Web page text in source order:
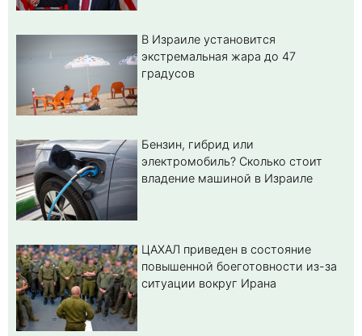
В Израиле установится
экстремальная жара до 47
градусов
Бензин, гибрид или
электромобиль? Cколько стоит
владение машиной в Израиле
ЦАХАЛ приведен в состояние
повышенной боеготовности из-за
ситуации вокруг Ирана